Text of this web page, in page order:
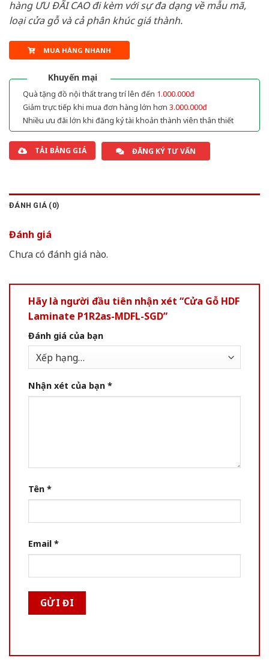
hàng ƯU ĐÃI CAO đi kèm với sự đa dạng về mẫu mã,
loại cửa gỗ và cả phân khúc giá thành.
MUA HÀNG NHANH
Khuyến mại
Quà tặng đồ nội thất trang trí lên đến 1.000.000đ
Giảm trực tiếp khi mua đơn hàng lớn hơn 3.000.000đ
Nhiều ưu đãi lớn khi đăng ký tài khoản thành viên thân thiết
TẢI BẢNG GIÁ ĐĂNG KÝ TƯ VẤN
ĐÁNH GIÁ (0)
Đánh giá
Chưa có đánh giá nào.
Hãy là người đầu tiên nhận xét “Cửa Gỗ HDF
Laminate P1R2as-MDFL-SGD”
Đánh giá của bạn
Nhận xét của bạn *
Tên *
Email *